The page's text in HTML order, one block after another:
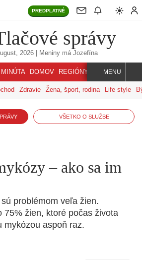
PREDPLATNÉ
správy
2026| Meniny má Jozefína
DOMOV REGIÓNY INDEX SVET
MENU
Zdravie Žena, šport, rodina Life style
VŠETKO O SLUŽBE
– ako sa im
problémom veľa žien.
75% žien, ktoré počas života
mykózou aspoň raz.